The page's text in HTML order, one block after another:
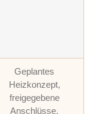
Geplantes
Heizkonzept,
freigegebene
Anschlüsse,